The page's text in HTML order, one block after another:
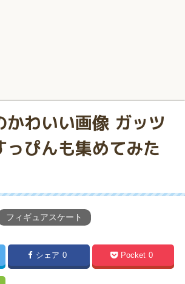
かわいい画像 ガッツ
っぴんも集めてみた
フィギュアスケート
シェア 0 Pocket 0